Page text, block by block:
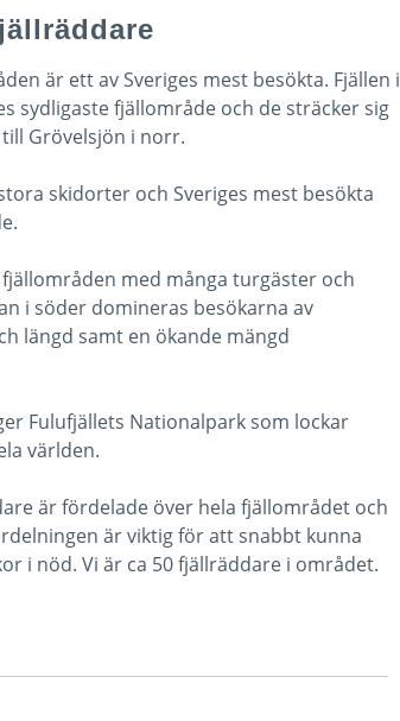
är ett av Sveriges mest besökta. Fjällen i
sydligaste fjällområde och de sträcker sig
Grövelsjön i norr.
skidorter och Sveriges mest besökta
med många turgäster och
i söder domineras besökarna av
längd samt en ökande mängd
Fulufjällets Nationalpark som lockar
världen.
är fördelade över hela fjällområdet och
är viktig för att snabbt kunna
i nöd. Vi är ca 50 fjällräddare i området.